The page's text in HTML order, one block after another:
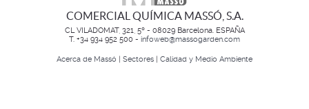
COMERCIAL QUÍMICA MASSÓ, S.A.
CL VILADOMAT, 321, 5º - 08029 Barcelona. ESPAÑA
T. +34 934 952 500 - infoweb@massogarden.com
Acerca de Massó Sectores Calidad y Medio Ambiente